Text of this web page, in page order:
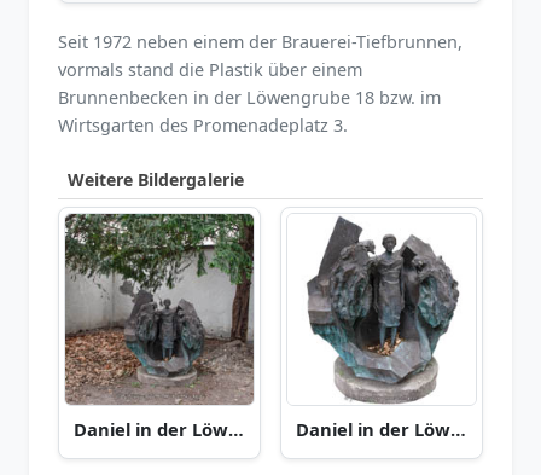
Seit 1972 neben einem der Brauerei-Tiefbrunnen,
vormals stand die Plastik über einem
Brunnenbecken in der Löwengrube 18 bzw. im
Wirtsgarten des Promenadeplatz 3.
Weitere Bildergalerie
Daniel in der Löwengrube Daniel in der Löwengrube